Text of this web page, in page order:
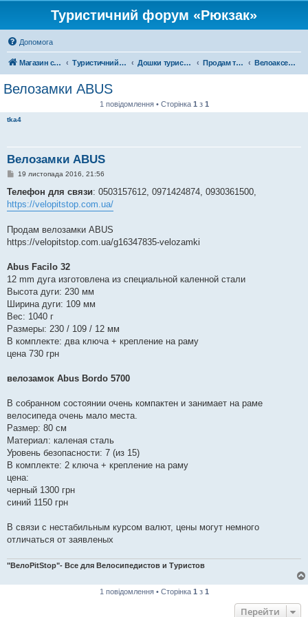
Туристичний форум «Рюкзак»
Допомога
Магазин спорядження Туристичний форум «Рюкзак» Дошки туристичних оголошень Продам туристичне спорядження Велоаксесуари
Велозамки ABUS
1 повідомлення • Сторінка 1 з 1
tka4
Велозамки ABUS
П
в
д
л
е
н
я
19 листопада 2016, 21:56
Телефон для связи: 0503157612, 0971424874, 0930361500,
https://velopitstop.com.ua/
Продам велозамки ABUS
https://velopitstop.com.ua/g16347835-velozamki
Abus Facilo 32
12 mm дуга изготовлена из специальной каленной стали
Высота дуги: 230 мм
Ширина дуги: 109 мм
Вес: 1040 г
Размеры: 230 / 109 / 12 мм
В комплекте: два ключа + крепление на раму
цена 730 грн
велозамок Abus Bordo 5700
В собранном состоянии очень компактен и занимает на раме
велосипеда очень мало места.
Размер: 80 см
Материал: каленая сталь
Уровень безопасности: 7 (из 15)
В комплекте: 2 ключа + крепление на раму
цена:
черный 1300 грн
синий 1150 грн
В связи с нестабильным курсом валют, цены могут немного
отличаться от заявленых
"ВелоPitStop"- Все для Велосипедистов и Туристов
1 повідомлення • Сторінка 1 з 1
Перейти